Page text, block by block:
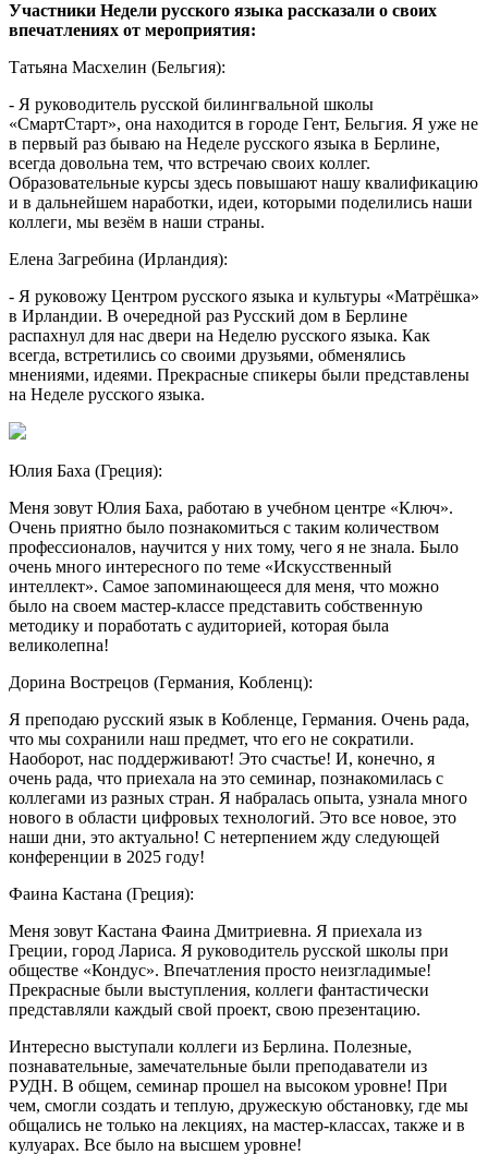
Участники Недели русского языка рассказали о своих
впечатлениях от мероприятия:
Татьяна Масхелин (Бельгия):
- Я руководитель русской билингвальной школы
«СмартСтарт», она находится в городе Гент, Бельгия. Я уже не
в первый раз бываю на Неделе русского языка в Берлине,
всегда довольна тем, что встречаю своих коллег.
Образовательные курсы здесь повышают нашу квалификацию
и в дальнейшем наработки, идеи, которыми поделились наши
коллеги, мы везём в наши страны.
Елена Загребина (Ирландия):
- Я руковожу Центром русского языка и культуры «Матрёшка»
в Ирландии. В очередной раз Русский дом в Берлине
распахнул для нас двери на Неделю русского языка. Как
всегда, встретились со своими друзьями, обменялись
мнениями, идеями. Прекрасные спикеры были представлены
на Неделе русского языка.
Юлия Баха (Греция):
Меня зовут Юлия Баха, работаю в учебном центре «Ключ».
Очень приятно было познакомиться с таким количеством
профессионалов, научится у них тому, чего я не знала. Было
очень много интересного по теме «Искусственный
интеллект». Самое запоминающееся для меня, что можно
было на своем мастер-классе представить собственную
методику и поработать с аудиторией, которая была
великолепна!
Дорина Вострецов (Германия, Кобленц):
Я преподаю русский язык в Кобленце, Германия. Очень рада,
что мы сохранили наш предмет, что его не сократили.
Наоборот, нас поддерживают! Это счастье! И, конечно, я
очень рада, что приехала на это семинар, познакомилась с
коллегами из разных стран. Я набралась опыта, узнала много
нового в области цифровых технологий. Это все новое, это
наши дни, это актуально! С нетерпением жду следующей
конференции в 2025 году!
Фаина Кастана (Греция):
Меня зовут Кастана Фаина Дмитриевна. Я приехала из
Греции, город Лариса. Я руководитель русской школы при
обществе «Кондус». Впечатления просто неизгладимые!
Прекрасные были выступления, коллеги фантастически
представляли каждый свой проект, свою презентацию.
Интересно выступали коллеги из Берлина. Полезные,
познавательные, замечательные были преподаватели из
РУДН. В общем, семинар прошел на высоком уровне! При
чем, смогли создать и теплую, дружескую обстановку, где мы
общались не только на лекциях, на мастер-классах, также и в
кулуарах. Все было на высшем уровне!